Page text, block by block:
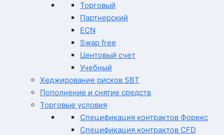
Торговый
Партнерский
ECN
Swap free
Центовый счет
Учебный
Хеджирование рисков SBT
Пополнение и снятие средств
Торговые условия
Спецификация контрактов Форекс
Спецификация контрактов CFD